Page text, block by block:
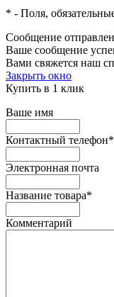
* - Поля,
Сообщение
Ваше сообщение
Вами свяжется наш
Закрыть окно
Купить в 1 клик
Ваше имя
Контактный телефон*
Электронная почта
Название товара*
Комментарий